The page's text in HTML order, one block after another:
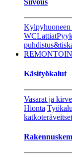
Kylpyhuoneen
WCLattiat
Käsityökalut
Vasarat ja
Hionta
katkoteräveitset